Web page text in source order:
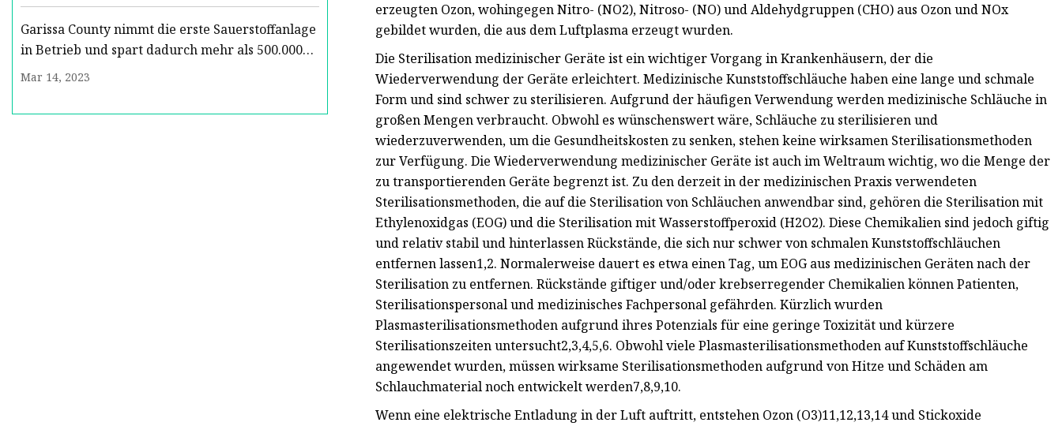
Garissa County nimmt die erste Sauerstoffanlage
in Betrieb und spart dadurch mehr als 500.000
Sh pro Monat
Mar 14, 2023
erzeugten Ozon, wohingegen Nitro- (NO2), Nitroso- (NO) und Aldehydgruppen (CHO) aus Ozon und NOx
gebildet wurden, die aus dem Luftplasma erzeugt wurden.
Die Sterilisation medizinischer Geräte ist ein wichtiger Vorgang in Krankenhäusern, der die
Wiederverwendung der Geräte erleichtert. Medizinische Kunststoffschläuche haben eine lange und schmale
Form und sind schwer zu sterilisieren. Aufgrund der häufigen Verwendung werden medizinische Schläuche in
großen Mengen verbraucht. Obwohl es wünschenswert wäre, Schläuche zu sterilisieren und
wiederzuverwenden, um die Gesundheitskosten zu senken, stehen keine wirksamen Sterilisationsmethoden
zur Verfügung. Die Wiederverwendung medizinischer Geräte ist auch im Weltraum wichtig, wo die Menge der
zu transportierenden Geräte begrenzt ist. Zu den derzeit in der medizinischen Praxis verwendeten
Sterilisationsmethoden, die auf die Sterilisation von Schläuchen anwendbar sind, gehören die Sterilisation mit
Ethylenoxidgas (EOG) und die Sterilisation mit Wasserstoffperoxid (H2O2). Diese Chemikalien sind jedoch giftig
und relativ stabil und hinterlassen Rückstände, die sich nur schwer von schmalen Kunststoffschläuchen
entfernen lassen1,2. Normalerweise dauert es etwa einen Tag, um EOG aus medizinischen Geräten nach der
Sterilisation zu entfernen. Rückstände giftiger und/oder krebserregender Chemikalien können Patienten,
Sterilisationspersonal und medizinisches Fachpersonal gefährden. Kürzlich wurden
Plasmasterilisationsmethoden aufgrund ihres Potenzials für eine geringe Toxizität und kürzere
Sterilisationszeiten untersucht2,3,4,5,6. Obwohl viele Plasmasterilisationsmethoden auf Kunststoffschläuche
angewendet wurden, müssen wirksame Sterilisationsmethoden aufgrund von Hitze und Schäden am
Schlauchmaterial noch entwickelt werden7,8,9,10.
Wenn eine elektrische Entladung in der Luft auftritt, entstehen Ozon (O3)11,12,13,14 und Stickoxide